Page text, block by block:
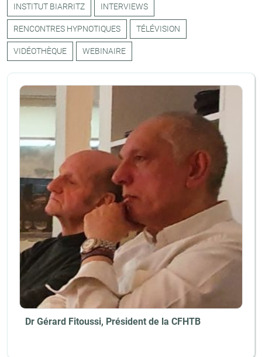
INSTITUT BIARRITZ INTERVIEWS
RENCONTRES HYPNOTIQUES TÉLÉVISION
VIDÉOTHÈQUE WEBINAIRE
Dr Gérard Fitoussi, Président de la CFHTB